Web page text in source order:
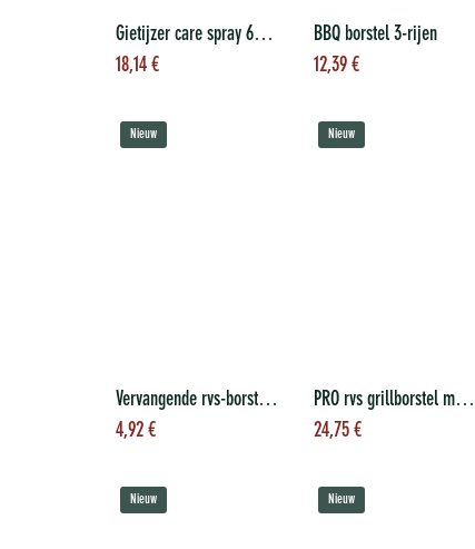
Toevoegen aan
winkelwagen
Gietijzer care spray 600 ml
18,14€
Toevoegen aan
winkelwagen
BBQ borstel 3-rijen
12,39 €
Nieuw
Toevoegen aan
Vervangende rvs-borstelkop voor Essential en PRO grillborstel
4,92€
Nieuw
Toevoegen aan
winkelwagen
PRO rvs grillborstel met vervangbare borstelkop
24,75 €
Nieuw Nieuw